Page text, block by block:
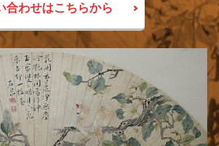
合わせはこちらから